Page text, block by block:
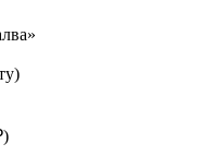
)